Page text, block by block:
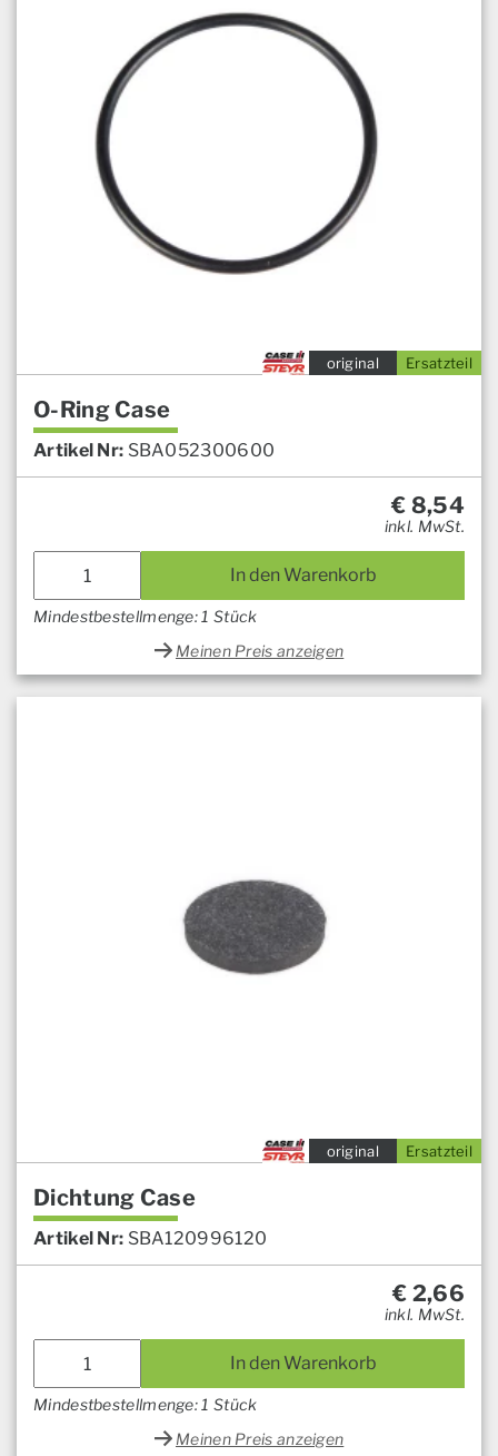
Ersatzteil
original
O-Ring Case
Artikel Nr: SBA052300600
€ 8,54
inkl. MwSt.
In den Warenkorb
Mindestbestellmenge: 1 Stück
Meinen Preis anzeigen
Ersatzteil
original
Dichtung Case
Artikel Nr: SBA120996120
€ 2,66
inkl. MwSt.
In den Warenkorb
Mindestbestellmenge: 1 Stück
Meinen Preis anzeigen